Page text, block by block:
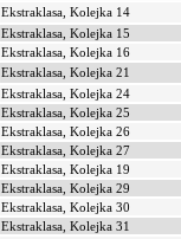
Ekstraklasa, Kolejka 14
Ekstraklasa, Kolejka 15
Ekstraklasa, Kolejka 16
Ekstraklasa, Kolejka 21
Ekstraklasa, Kolejka 24
Ekstraklasa, Kolejka 25
Ekstraklasa, Kolejka 26
Ekstraklasa, Kolejka 27
Ekstraklasa, Kolejka 19
Ekstraklasa, Kolejka 29
Ekstraklasa, Kolejka 30
Ekstraklasa, Kolejka 31